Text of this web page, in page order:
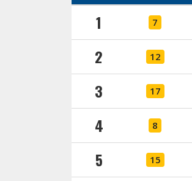
1 7
2 12
3 17
4 8
5 15